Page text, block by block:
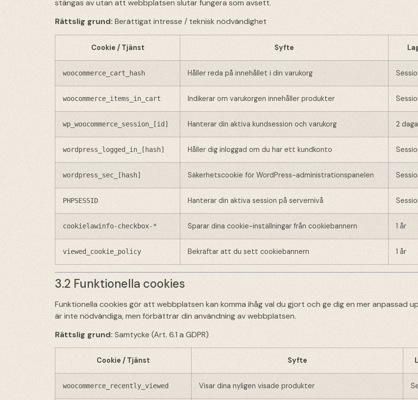
stängas av utan att webbplatsen slutar fungera som avsett.
Rättslig grund:Berättigat intresse / teknisk nödvändighet
Cookie / Tjänst Syfte
woocommerce_cart_hash Håller reda på innehållet i din varukorg
woocommerce_items_in_cart Indikerar om varukorgen innehåller produkter
wp_woocommerce_session_[id] Hanterar din aktiva kundsession och varukorg 2
wordpress_logged_in_[hash] Håller dig inloggad om du har ett kundkonto
wordpress_sec_[hash] Säkerhetscookie för WordPress-administrationspanelen
PHPSESSID Hanterar din aktiva session på servernivå
cookielawinfo-checkbox-* Sparar dina cookie-inställningar från cookiebannern 1 år
viewed_cookie_policy Bekräftar att du sett cookiebannern 1 år
3.2 Funktionella cookies
Funktionella cookies gör att webbplatsen kan komma ihåg val du gjort och ge dig en mer anpassad
är inte nödvändiga, men förbättrar din användning av webbplatsen.
Rättslig grund: Samtycke (Art. 6.1 a GDPR)
Cookie / Tjänst Syfte
woocommerce_recently_viewed Visar dina nyligen visade produkter